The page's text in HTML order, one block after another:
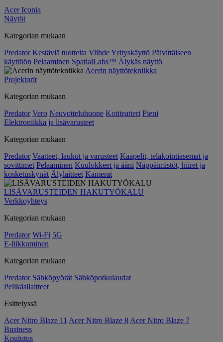
Acer Iconia
Näytöt
Kategorian mukaan
Predator Kestäviä tuotteita ViihdeYrityskäyttö Päivittäiseen
käyttöön Pelaaminen SpatialLabs™ Älykäs näyttö
Acerin näyttötekniikka
Projektorit
Kategorian mukaan
Predator Vero Neuvotteluhuone Kotiteatteri Pieni
Elektroniikka ja lisävarusteet
Kategorian mukaan
Predator Vaatteet, laukut ja varusteet Kaapelit, telakointiasemat ja
sovittimet Pelaaminen Kuulokkeet ja ääni Näppäimistöt, hiiret ja
kosketuskynät Älylaitteet Kamerat
LISÄVARUSTEIDEN HAKUTYÖKALU
Verkkoyhteys
Kategorian mukaan
Predator Wi-Fi 5G
E-liikkuminen
Kategorian mukaan
Predator Sähköpyörät Sähköpotkulaudat
Pelikäsilaitteet
Esittelyssä
Acer Nitro Blaze 11 Acer Nitro Blaze 8 Acer Nitro Blaze 7
Business
Koulutus